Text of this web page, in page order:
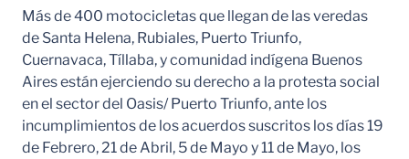
Más de 400 motocicletas que llegan de las veredas
de Santa Helena, Rubiales, Puerto Triunfo,
Cuernavaca, Tíllaba, y comunidad indígena Buenos
Aires están ejerciendo su derecho a la protesta social
en el sector del Oasis/ Puerto Triunfo, ante los
incumplimientos de los acuerdos suscritos los días 19
de Febrero, 21 de Abril, 5 de Mayo y 11 de Mayo, los